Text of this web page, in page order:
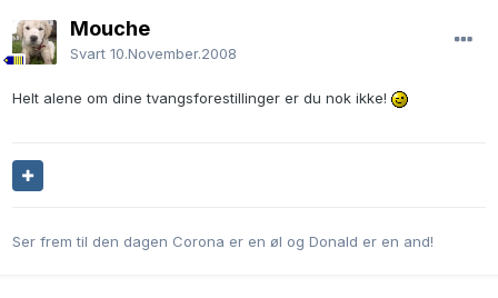
Mouche
Svart 10.November.2008
Helt alene om dine tvangsforestillinger er du nok ikke!
Ser frem til den dagen Corona er en øl og Donald er en and!